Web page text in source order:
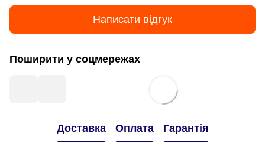
Написати відгук
Поширити у соцмережах
Доставка Оплата Гарантія